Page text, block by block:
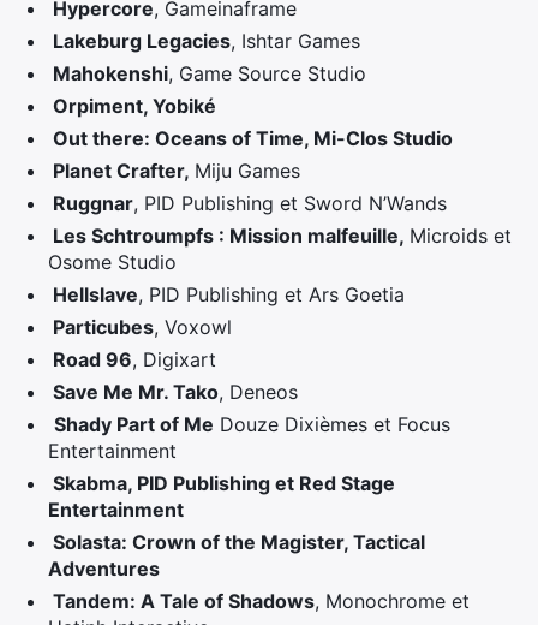
Hypercore, Gameinaframe
Lakeburg Legacies, Ishtar Games
Mahokenshi, Game Source Studio
Orpiment, Yobiké
Out there: Oceans of Time, Mi-Clos Studio
Planet Crafter, Miju Games
Ruggnar, PID Publishing et Sword N’Wands
Les Schtroumpfs : Mission malfeuille, Microids et
Osome Studio
Hellslave, PID Publishing et Ars Goetia
Particubes, Voxowl
Road 96, Digixart
Save Me Mr. Tako, Deneos
Shady Part of Me Douze Dixièmes et Focus
Entertainment
Skabma, PID Publishing et Red Stage
Entertainment
Solasta: Crown of the Magister, Tactical
Adventures
Tandem: A Tale of Shadows, Monochrome et